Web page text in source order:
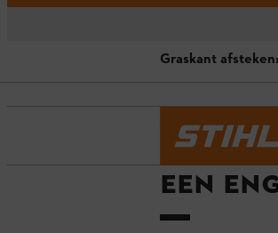
EEN
Graskant
Overzicht
Voor- en
Graskant